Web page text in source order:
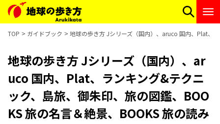
TOP ガイドブック 地球の歩き方 Jシリーズ（国内）、aruco 国内、Plat、
地球の歩き方 Jシリーズ（国内）、ar
uco 国内、Plat、ランキング&テクニ
ック、島旅、御朱印、旅の図鑑、BOO
KS 旅の名言＆絶景、BOOKS 旅の読み